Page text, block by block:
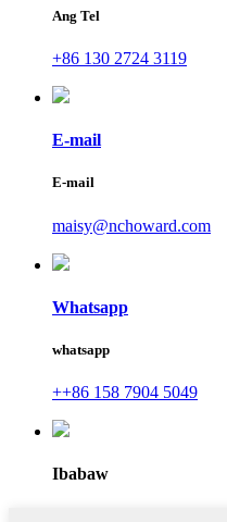
Ang Tel
+86 130 2724 3119
E-mail
E-mail
maisy@nchoward.com
Whatsapp
whatsapp
++86 158 7904 5049
Ibabaw